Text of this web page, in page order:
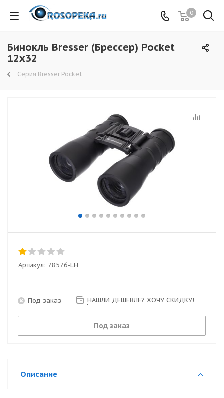
0
Бинокль Bresser (Брессер) Pocket
12x32
Серия Bresser Pocket
Артикул: 78576-LH
Под заказ НАШЛИ ДЕШЕВЛЕ? ХОЧУ СКИДКУ!
Под заказ
Описание